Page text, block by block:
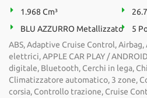
1.968 Cm³
BLU AZZURRO Metallizzato
5
ABS, Adaptive Cruise Control,
elettrici, APPLE CAR PLAY /
digitale, Bluetooth, Cerchi in lega,
Climatizzatore automatico, 3 zone,
corsia, Controllo trazione, Cruise